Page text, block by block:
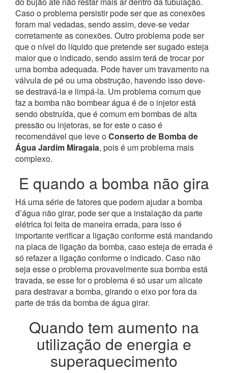
Caso o problema persistir pode ser que as conexões
foram mal vedadas, sendo assim, deve-se vedar
corretamente as conexões. Outro problema pode ser
que o nível do líquido que pretende ser sugado esteja
maior que o indicado, sendo assim terá de trocar por
uma bomba adequada. Pode haver um travamento na
válvula de pé ou uma obstrução, havendo isso deve-
se destravá-la e limpá-la. Um problema comum que
faz a bomba não bombear água é de o injetor está
sendo obstruída, que é comum em bombas de alta
pressão ou injetoras, se for este o caso é
recomendável que leve oConserto de Bomba de
Água Jardim Miragaia, pois é um problema mais
complexo.
E quando a bomba não gira
Há uma série de fatores que podem ajudar a bomba
d’água não girar, pode ser que a instalação da parte
elétrica foi feita de maneira errada, para isso é
importante verificar a ligação conforme está mandando
na placa de ligação da bomba, caso esteja de errada é
só refazer a ligação conforme o indicado. Caso não
seja esse o problema provavelmente sua bomba está
travada, se esse for o problema é só usar um alicate
para destravar a bomba, girando o eixo por fora da
parte de trás da bomba de água girar.
Quando tem aumento na
utilização de energia e
superaquecimento